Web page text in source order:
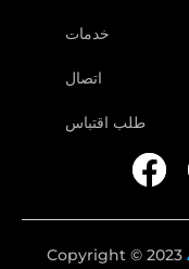
خدمات
اتصال
طلب اقتباس
Copyright © 2023